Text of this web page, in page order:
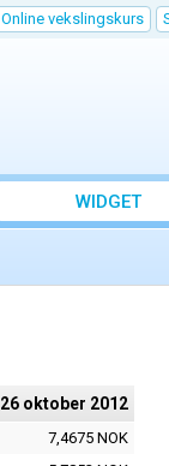
Online vekslingskurs
WIDGET
26 oktober 2012
7,4675 NOK